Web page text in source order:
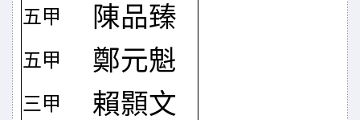
五甲 陳品臻
五甲 鄭元魁
三甲 賴顥文